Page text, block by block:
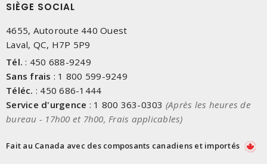
SIÈGE SOCIAL
4655, Autoroute 440 Ouest
Laval, QC, H7P 5P9
Tél. : 450 688-9249
Sans frais : 1 800 599-9249
Téléc. : 450 686-1444
Service d'urgence : 1 800 363-0303 (Après les heures de
bureau - 17h00 et 7h00, Frais applicables)
Fait au Canada avec des composants canadiens et importés